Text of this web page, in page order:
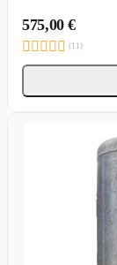
575,00 €
     (11)